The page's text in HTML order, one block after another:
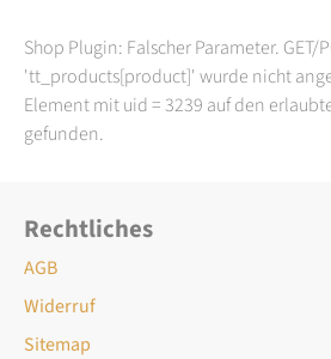
Shop Plugin: Falscher Parameter. GET/
'tt_products[product]' wurde nicht
Element mit uid = 3239 auf den
gefunden.
Rechtliches
AGB
Widerruf
Sitemap